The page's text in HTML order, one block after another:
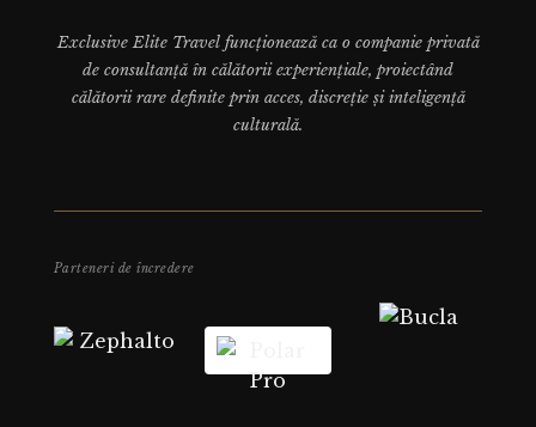
Exclusive Elite Travel funcționează ca o companie privată
de consultanță în călătorii experiențiale, proiectând
călătorii rare definite prin acces, discreție și inteligență
culturală.
Parteneri de încredere